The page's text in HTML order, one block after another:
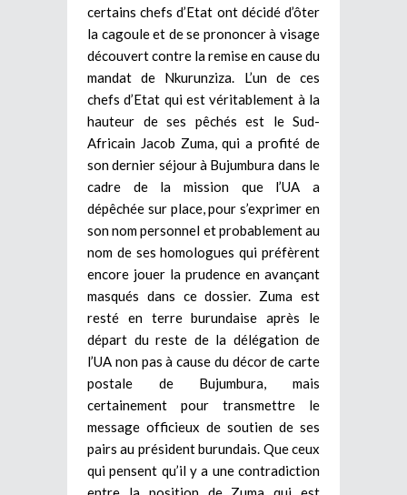
certains chefs d’Etat ont décidé d’ôter
la cagoule et de se prononcer à visage
découvert contre la remise en cause du
mandat de Nkurunziza. L’un de ces
chefs d’Etat qui est véritablement à la
hauteur de ses pêchés est le Sud-
Africain Jacob Zuma, qui a profité de
son dernier séjour à Bujumbura dans le
cadre de la mission que l’UA a
dépêchée sur place, pour s’exprimer en
son nom personnel et probablement au
nom de ses homologues qui préfèrent
encore jouer la prudence en avançant
masqués dans ce dossier. Zuma est
resté en terre burundaise après le
départ du reste de la délégation de
l’UA non pas à cause du décor de carte
postale de Bujumbura, mais
certainement pour transmettre le
message officieux de soutien de ses
pairs au président burundais. Que ceux
qui pensent qu’il y a une contradiction